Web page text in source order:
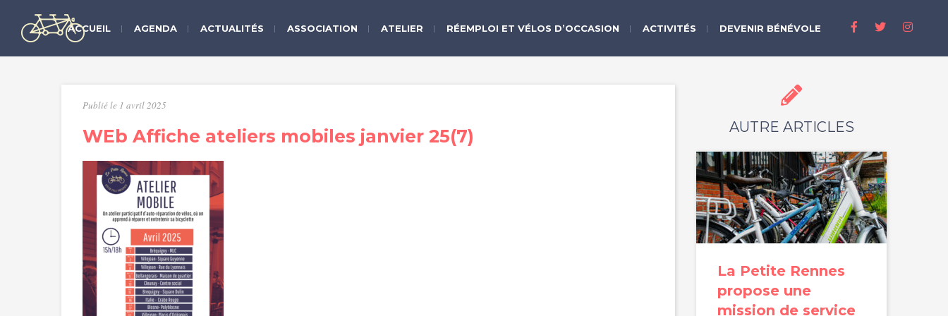
ACCUEIL AGENDA ACTUALITÉS ASSOCIATION ATELIER RÉEMPLOI ET VÉLOS D’OCCASION ACTIVITÉS DEVENIR BÉNÉVOLE
Publié le 1 avril 2025
WEb Affiche ateliers mobiles janvier 25(7) AUTRE ARTICLES
La Petite Rennes
propose une
mission de service